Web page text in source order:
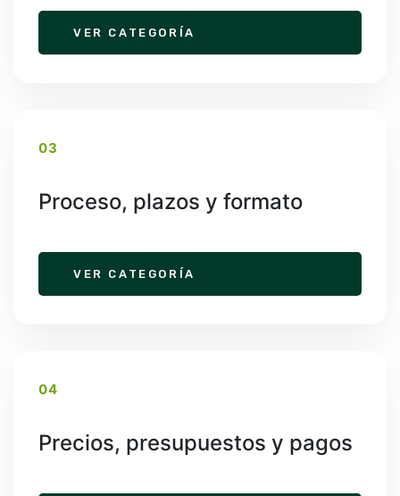
VER CATEGORÍA
03
Proceso, plazos y formato
VER CATEGORÍA
04
Precios, presupuestos y pagos